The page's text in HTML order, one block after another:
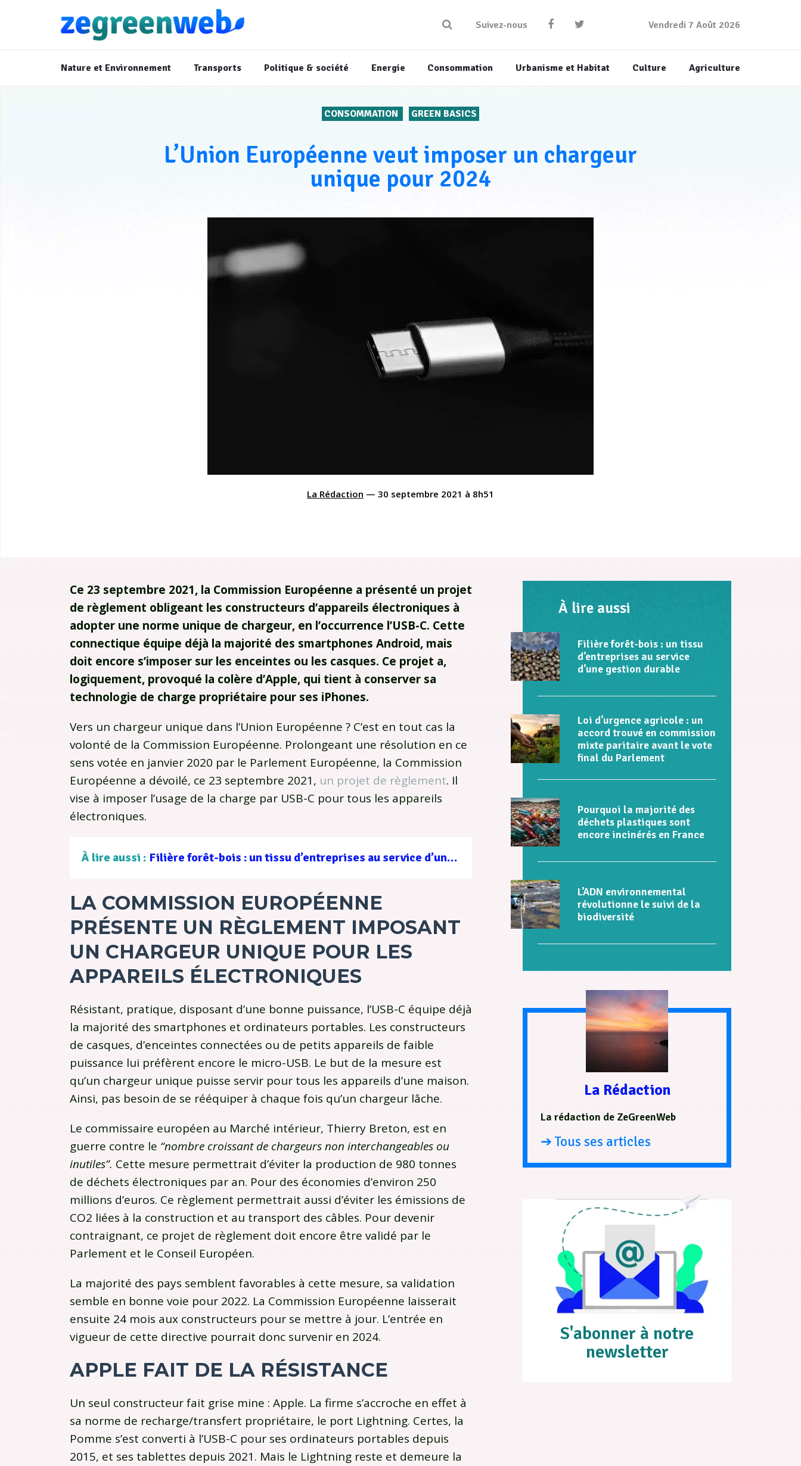
Suivez-nous Vendredi 7 Août 2026
Nature et Environnement Transports Politique & société Energie Consommation Urbanisme et Habitat Culture Agriculture
CONSOMMATION GREEN BASICS
L’Union Européenne veut imposer un chargeur
unique pour 2024
La Rédaction — 30 septembre 2021 à 8h51
Ce 23 septembre 2021, la Commission Européenne a présenté un projet
de règlement obligeant les constructeurs d’appareils électroniques à
adopter une norme unique de chargeur, en l’occurrence l’USB-C. Cette
connectique équipe déjà la majorité des smartphones Android, mais
doit encore s’imposer sur les enceintes ou les casques. Ce projet a,
logiquement, provoqué la colère d’Apple, qui tient à conserver sa
technologie de charge propriétaire pour ses iPhones.
Vers un chargeur unique dans l’Union Européenne ? C’est en tout cas la
volonté de la Commission Européenne. Prolongeant une résolution en ce
sens votée en janvier 2020 par le Parlement Européenne, la Commission
Européenne a dévoilé, ce 23 septembre 2021, un projet de règlement. Il
vise à imposer l’usage de la charge par USB-C pour tous les appareils
électroniques.
À lire aussi : Filière forêt-bois : un tissu d’entreprises au service d’une gestion durable
LA COMMISSION EUROPÉENNE
PRÉSENTE UN RÈGLEMENT IMPOSANT
UN CHARGEUR UNIQUE POUR LES
APPAREILS ÉLECTRONIQUES
Résistant, pratique, disposant d’une bonne puissance, l’USB-C équipe déjà
la majorité des smartphones et ordinateurs portables. Les constructeurs
de casques, d’enceintes connectées ou de petits appareils de faible
puissance lui préfèrent encore le micro-USB. Le but de la mesure est
qu’un chargeur unique puisse servir pour tous les appareils d’une maison.
Ainsi, pas besoin de se rééquiper à chaque fois qu’un chargeur lâche.
Le commissaire européen au Marché intérieur, Thierry Breton, est en
guerre contre le “nombre croissant de chargeurs non interchangeables ou
inutiles”. Cette mesure permettrait d’éviter la production de 980 tonnes
de déchets électroniques par an. Pour des économies d’environ 250
millions d’euros. Ce règlement permettrait aussi d’éviter les émissions de
CO2 liées à la construction et au transport des câbles. Pour devenir
contraignant, ce projet de règlement doit encore être validé par le
Parlement et le Conseil Européen.
La majorité des pays semblent favorables à cette mesure, sa validation
semble en bonne voie pour 2022. La Commission Européenne laisserait
ensuite 24 mois aux constructeurs pour se mettre à jour. L’entrée en
vigueur de cette directive pourrait donc survenir en 2024.
APPLE FAIT DE LA RÉSISTANCE
Un seul constructeur fait grise mine : Apple. La firme s’accroche en effet à
sa norme de recharge/transfert propriétaire, le port Lightning. Certes, la
Pomme s’est converti à l’USB-C pour ses ordinateurs portables depuis
2015, et ses tablettes depuis 2021. Mais le Lightning reste et demeure la
À lire aussi
Filière forêt-bois : un tissu
d’entreprises au service
d’une gestion durable
Loi d’urgence agricole : un
accord trouvé en commission
mixte paritaire avant le vote
final du Parlement
Pourquoi la majorité des
déchets plastiques sont
encore incinérés en France
L’ADN environnemental
révolutionne le suivi de la
biodiversité
La Rédaction
La rédaction de ZeGreenWeb
➔ Tous ses articles
S'abonner à notre
newsletter